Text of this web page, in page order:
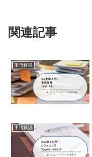
関連記事
用語解説
用語解説